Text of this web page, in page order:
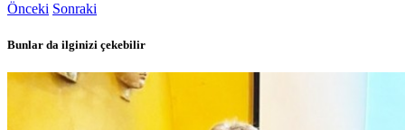
Önceki Sonraki
Bunlar da ilginizi çekebilir